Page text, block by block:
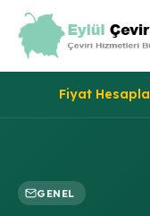
Fiyat Hesapla
GENEL